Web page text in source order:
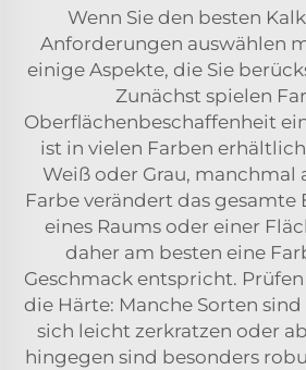
Wenn Sie den besten
Anforderungen auswählen
einige Aspekte, die Sie
Zunächst spielen
Oberflächenbeschaffenheit
ist in vielen Farben
Weiß oder Grau, manchmal
Farbe verändert das gesamte
eines Raums oder einer
daher am besten eine
Geschmack entspricht.
die Härte: Manche Sorten
sich leicht zerkratzen oder
hingegen sind besonders